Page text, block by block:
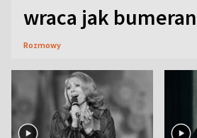
wraca jak
Rozmowy